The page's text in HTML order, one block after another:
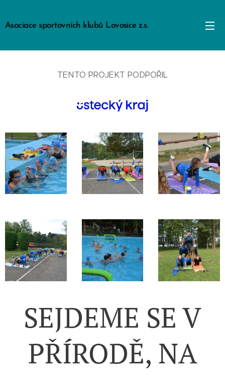
Asociace sportovních klubů Lovosice z.s.
TENTO PROJEKT PODPOŘIL
SEJDEME SE V
PŘÍRODĚ, NA